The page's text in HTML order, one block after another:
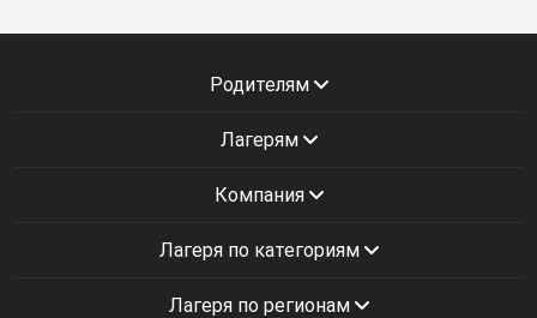
Родителям
Лагерям
Компания
Лагеря по категориям
Лагеря по регионам